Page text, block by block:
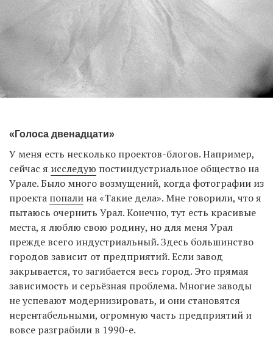
«Голоса двенадцати»
У меня есть несколько проектов-блогов. Например,
сейчас я исследую постиндустриальное общество на
Урале. Было много возмущений, когда фотографии из
проекта попали на «Такие дела». Мне говорили, что я
пытаюсь очернить Урал. Конечно, тут есть красивые
места, я люблю свою родину, но для меня Урал
прежде всего индустриальный. Здесь большинство
городов зависит от предприятий. Если завод
закрывается, то загибается весь город. Это прямая
зависимость и серьёзная проблема. Многие заводы
не успевают модернизировать, и они становятся
нерентабельными, огромную часть предприятий и
вовсе разграбили в 1990-е.